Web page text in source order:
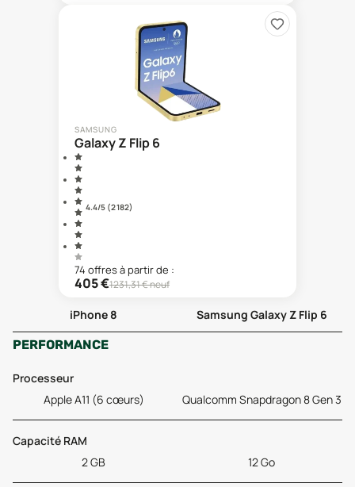
SAMSUNG
Galaxy Z Flip 6
4.4/5 (2 182)
74 offresà partir de :
405€1231,31€ neuf
iPhone 8
Samsung Galaxy Z Flip 6
PERFORMANCE
Processeur
Apple A11 (6 cœurs)
Qualcomm Snapdragon 8 Gen 3
Capacité RAM
2 GB
12 Go